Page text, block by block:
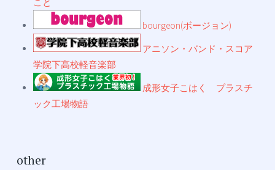
bourgeon(ボージョン)
アニソン・バンド・スコア
学院下高校軽音楽部
成形女子こはく プラスチ
ック工場物語
other